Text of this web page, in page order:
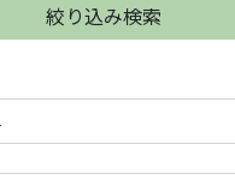
絞り込み検索